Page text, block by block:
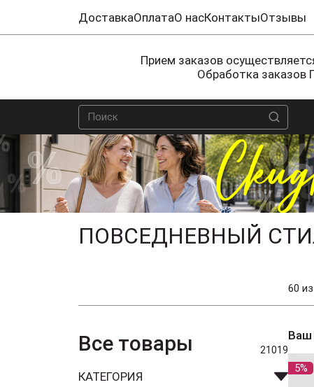
ДоставкаОплатаО насКонтактыОтзывы
Прием заказов
Обработка заказов
ПОВСЕДНЕВНЫЙ
60
Все товары 21019
КАТЕГОРИЯ
Ваш
5%